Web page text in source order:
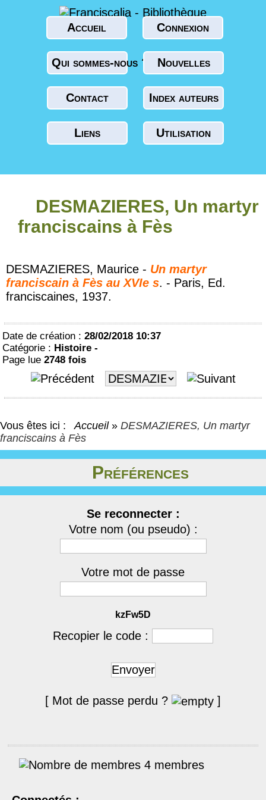
Accueil Connexion
Qui sommes-nous ? Nouvelles
Contact Index auteurs
Liens Utilisation
DESMAZIERES, Un martyr
franciscains à Fès
DESMAZIERES, Maurice - Un martyr
franciscain à Fès au XVIe s. - Paris, Ed.
franciscaines, 1937.
Date de création : 28/02/2018 10:37
Catégorie : Histoire -
Page lue 2748 fois
Vous êtes ici : Accueil » DESMAZIERES, Un martyr
franciscains à Fès
Préférences
Se reconnecter :
Votre nom (ou pseudo) :
Votre mot de passe
kzFw5D
Recopier le code :
Envoyer
[ Mot de passe perdu ? ]
4 membres